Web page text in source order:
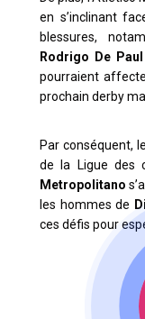
en s’inclinant
blessures,
Rodrigo De Paul
pourraient
prochain derby
Par conséquent,
de la Ligue des
Metropolitano
les hommes de
ces défis pour